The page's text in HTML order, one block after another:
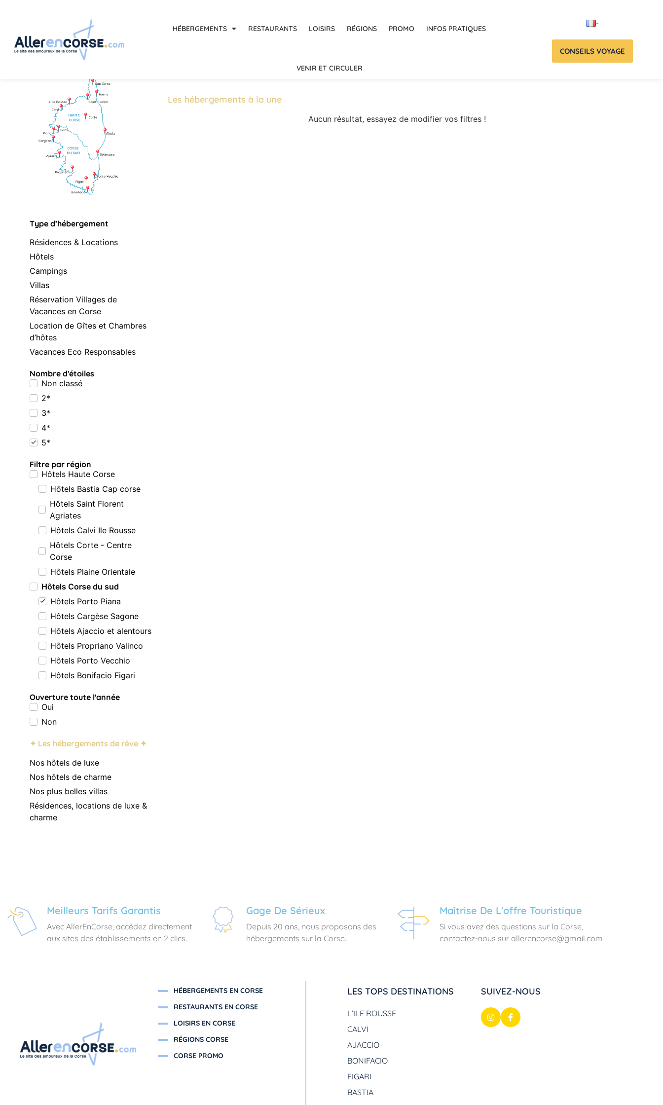
HÉBERGEMENTS RESTAURANTS LOISIRS RÉGIONS PROMO INFOS PRATIQUES
VENIR ET CIRCULER
CONSEILS VOYAGE
Type d’hébergement
Résidences & Locations
Hôtels
Campings
Villas
Réservation Villages de
Vacances en Corse
Location de Gîtes et Chambres
d’hôtes
Vacances Eco Responsables
Nombre d'étoiles
Non classé
2*
3*
4*
5*
Filtre par région
Hôtels Haute Corse
Hôtels Bastia Cap corse
Hôtels Saint Florent
Agriates
Hôtels Calvi Ile Rousse
Hôtels Corte - Centre
Corse
Hôtels Plaine Orientale
Hôtels Corse du sud
Hôtels Porto Piana
Hôtels Cargèse Sagone
Hôtels Ajaccio et alentours
Hôtels Propriano Valinco
Hôtels Porto Vecchio
Hôtels Bonifacio Figari
Ouverture toute l'année
Oui
Non
✦ Les hébergements de rêve ✦
Nos hôtels de luxe
Nos hôtels de charme
Nos plus belles villas
Résidences, locations de luxe &
charme
Les hébergements à la une
Aucun résultat, essayez de modifier vos filtres !
Meilleurs Tarifs Garantis
Avec AllerEnCorse, accédez directement
aux sites des établissements en 2 clics.
Gage De Sérieux
Depuis 20 ans, nous proposons des
hébergements sur la Corse.
Maîtrise De L'offre Touristique
Si vous avez des questions sur la Corse,
contactez-nous sur allerencorse@gmail.com
HÉBERGEMENTS EN CORSE
RESTAURANTS EN CORSE
LOISIRS EN CORSE
RÉGIONS CORSE
CORSE PROMO
LES TOPS DESTINATIONS
L’ILE ROUSSE
CALVI
AJACCIO
BONIFACIO
FIGARI
BASTIA
SUIVEZ-NOUS